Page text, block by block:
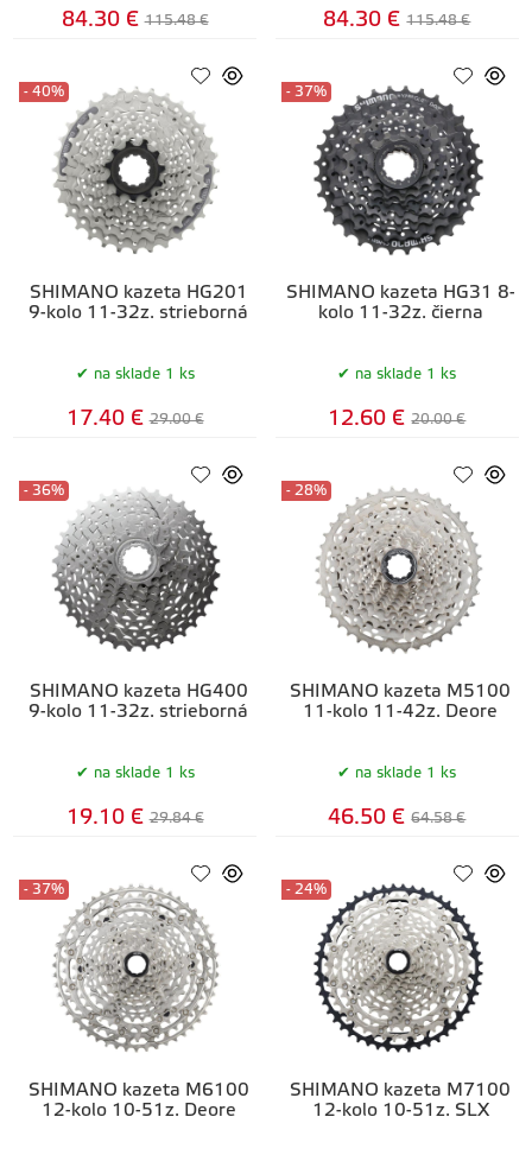
84.30 € 115.48 € 84.30 € 115.48 €
SHIMANO kazeta HG201
9-kolo 11-32z. strieborná
- 40%
na sklade 1 ks
17.40 € 29.00 €
SHIMANO kazeta HG31 8-
kolo 11-32z. čierna
- 37%
na sklade 1 ks
12.60 € 20.00 €
SHIMANO kazeta HG400
9-kolo 11-32z. strieborná
- 36%
na sklade 1 ks
19.10 € 29.84 €
SHIMANO kazeta M5100
11-kolo 11-42z. Deore
- 28%
na sklade 1 ks
46.50 € 64.58 €
SHIMANO kazeta M6100
12-kolo 10-51z. Deore
- 37%
SHIMANO kazeta M7100
12-kolo 10-51z. SLX
- 24%